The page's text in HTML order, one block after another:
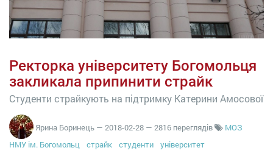
Ректорка університету Богомольця
закликала припинити страйк
Студенти страйкують на підтримку Катерини Амосової
Ярина Боринець — 2018-02-28 — 2816 переглядів
МОЗ
НМУ ім. Богомольц
страйк студенти університет